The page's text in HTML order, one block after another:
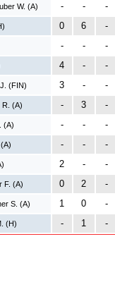
W. (A) - -
-
0 6
-
- -
-
4 -
-
(FIN) 3 -
-
R. (A) - 3
-
(A) - -
-
- -
-
2 -
-
F. (A) 0 2
-
S. (A) 1 0
-
(H) - 1 -